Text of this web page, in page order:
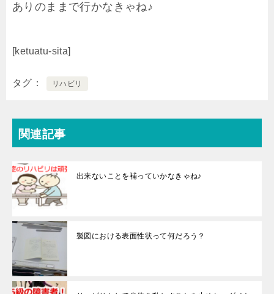
ありのままで行かなきゃね♪
[ketuatu-sita]
タグ リハビリ
関連記事
出来ないことを補っていかなきゃね♪
製図における表面性状って何だろう？